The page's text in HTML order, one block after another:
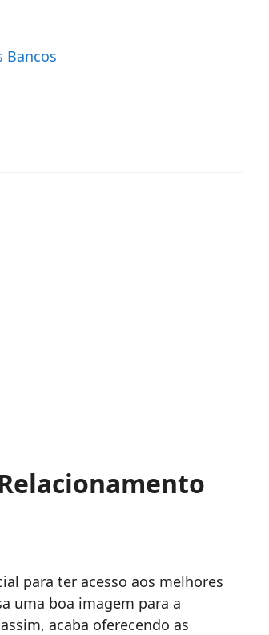
Bancos
para ter acesso aos melhores
uma boa imagem para a
acaba oferecendo as